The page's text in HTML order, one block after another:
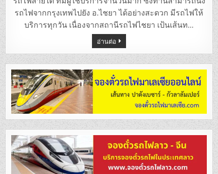
รถไฟจากกรุงเทพไปยัง อ.ไชยา ได้อย่างสะดวก มีรถไฟให้
บริการทุกวัน เนื่องจากสถานีรถไฟไชยา เป้นเส้นท…
อ่านต่อ